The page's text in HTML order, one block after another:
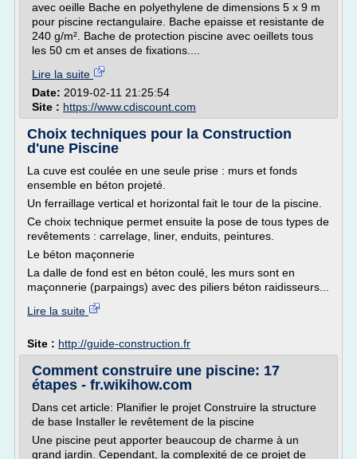
avec oeille Bache en polyethylene de dimensions 5 x 9 m
pour piscine rectangulaire. Bache epaisse et resistante de
240 g/m². Bache de protection piscine avec oeillets tous
les 50 cm et anses de fixations....
Lire la suite
Date: 2019-02-11 21:25:54
Site : https://www.cdiscount.com
Choix techniques pour la Construction
d'une Piscine
La cuve est coulée en une seule prise : murs et fonds
ensemble en béton projeté.
Un ferraillage vertical et horizontal fait le tour de la piscine.
Ce choix technique permet ensuite la pose de tous types de
revêtements : carrelage, liner, enduits, peintures.
Le béton maçonnerie
La dalle de fond est en béton coulé, les murs sont en
maçonnerie (parpaings) avec des piliers béton raidisseurs...
Lire la suite
Site : http://guide-construction.fr
Comment construire une piscine: 17
étapes - fr.wikihow.com
Dans cet article: Planifier le projet Construire la structure
de base Installer le revêtement de la piscine
Une piscine peut apporter beaucoup de charme à un
grand jardin. Cependant, la complexité de ce projet de